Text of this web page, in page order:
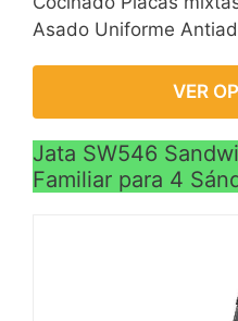
Asado Uniforme
VER
Jata SW546
Familiar para 4